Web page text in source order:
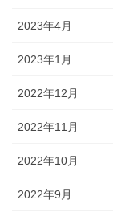
2023年4月
2023年1月
2022年12月
2022年11月
2022年10月
2022年9月